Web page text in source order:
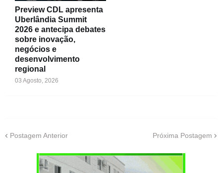
Preview CDL apresenta
Uberlândia Summit
2026 e antecipa debates
sobre inovação,
negócios e
desenvolvimento
regional
03 Agosto, 2026
Postagem Anterior Próxima Postagem